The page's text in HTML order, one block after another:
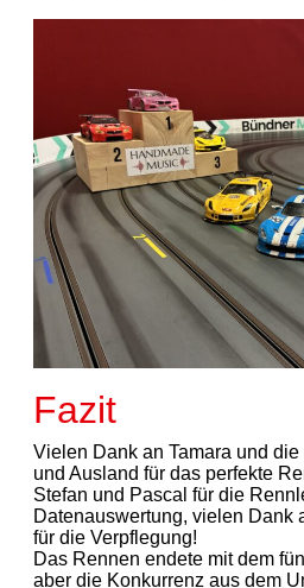
Fazit
Vielen Dank an Tamara und
und Ausland für das perfekte
Stefan und Pascal für die
Datenauswertung, vielen Dank
für die Verpflegung!
Das Rennen endete mit dem
aber die Konkurrenz aus dem